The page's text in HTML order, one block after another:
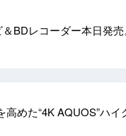
BDレコーダー本日発
めた“4K AQUOS”ハイ